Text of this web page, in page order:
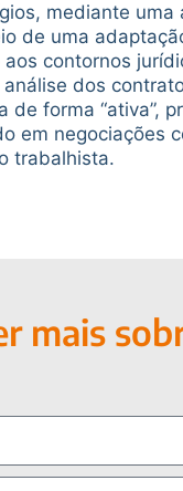
mediante
de uma
contornos
dos
forma “ativa”,
em negociações
trabalhista.
mais